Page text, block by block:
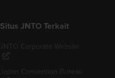
Situs JNTO Terkait